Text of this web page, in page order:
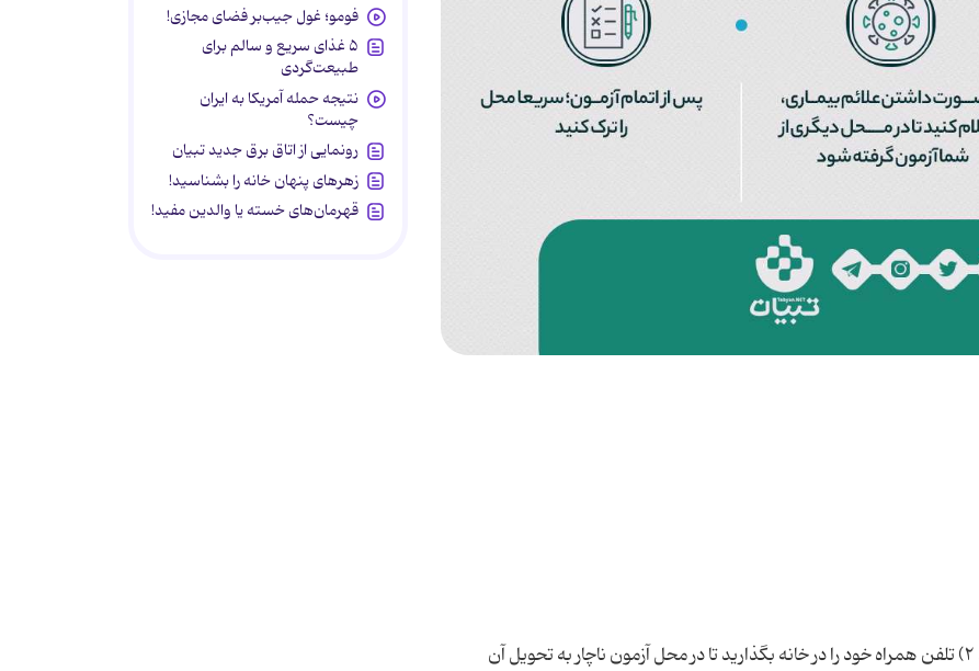
۱) هنگام ورود به سالن فاصله اجتماعی را رعایت کنید. ۲) تلفن همراه خود را در خانه بگذارید تا در محل آزمون ناچار به تحویل آن
فومو؛ غول جیب‌بر فضای مجازی!
۵ غذای سریع و سالم برای
طبیعت‌گردی
نتیجه حمله آمریکا به ایران
چیست؟
رونمایی از اتاق برق جدید تبیان
زهرهای پنهان خانه را بشناسید!
قهرمان‌های خسته یا والدین مفید!